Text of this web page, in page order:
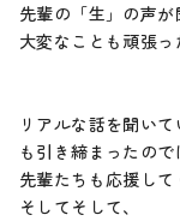
先輩の「生」の声が
大変なことも頑張っ
リアルな話を聞いて
も引き締まったの
先輩たちも応援して
そしてそして、